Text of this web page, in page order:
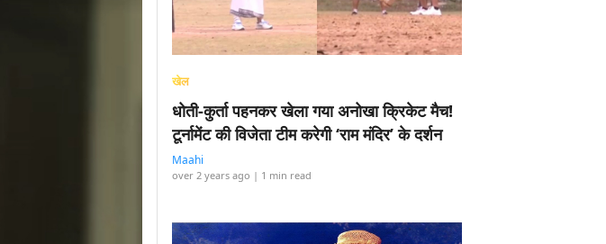
खेल
धोती-कुर्ता पहनकर खेला गया अनोखा क्रिकेट मैच!
टूर्नामेंट की विजेता टीम करेगी ‘राम मंदिर’ के दर्शन
Maahi
over 2 years ago | 1 min read